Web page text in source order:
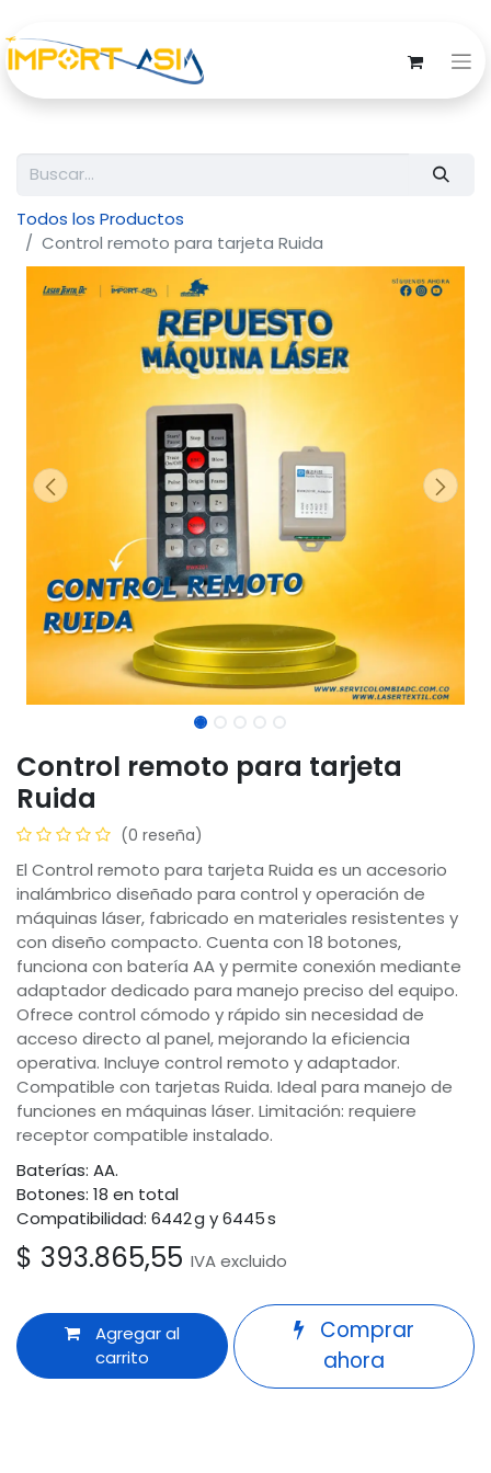
Todos los Productos
Control remoto para tarjeta Ruida
Control remoto para tarjeta
Ruida
(0 reseña)
El Control remoto para tarjeta Ruida es un accesorio
inalámbrico diseñado para control y operación de
máquinas láser, fabricado en materiales resistentes y
con diseño compacto. Cuenta con 18 botones,
funciona con batería AA y permite conexión mediante
adaptador dedicado para manejo preciso del equipo.
Ofrece control cómodo y rápido sin necesidad de
acceso directo al panel, mejorando la eficiencia
operativa. Incluye control remoto y adaptador.
Compatible con tarjetas Ruida. Ideal para manejo de
funciones en máquinas láser. Limitación: requiere
receptor compatible instalado.
Baterías: AA.
Botones: 18 en total
Compatibilidad: 6442 g y 6445 s
$ 393.865,55 IVA excluido
Agregar al
carrito
Comprar
ahora